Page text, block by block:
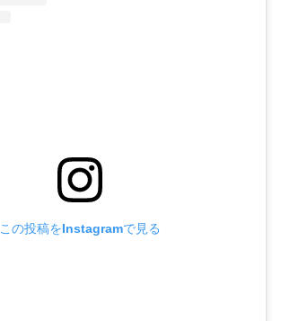
この投稿をInstagramで見る